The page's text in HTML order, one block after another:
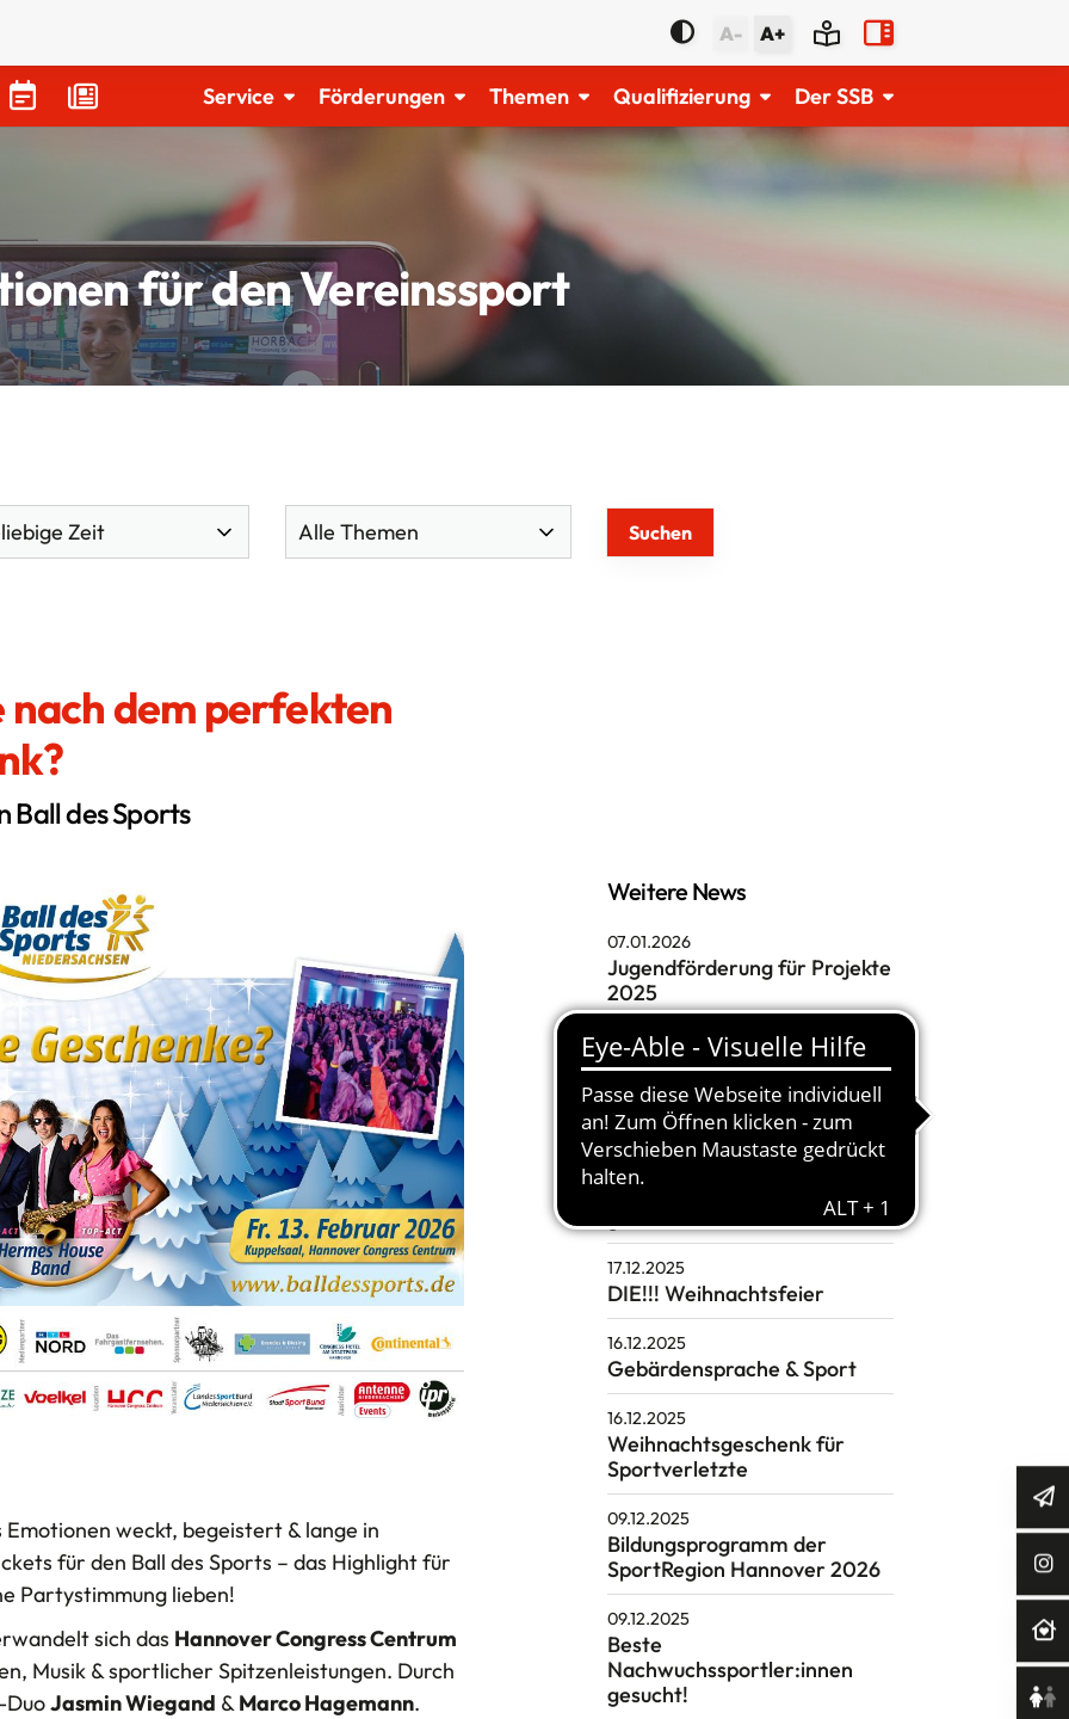
A- A+
Service Förderungen Themen Qualifizierung Der SSB
für den Vereinssport
nach dem perfekten
Ball des Sports
weckt, begeistert & lange in
für den Ball des Sports – das Highlight für
Partystimmung lieben!
sich das Hannover Congress Centrum
Musik & sportlicher Spitzenleistungen. Durch
DuoJasmin Wiegand &Marco Hagemann.
Weitere News
07.01.2026
Jugendförderung für Projekte
2025
07.01.2026
Übersicht über
Förderprogramme für
Vereine
17.12.2025
Frohe Weihnachten & einen
17.12.2025
DIE!!! Weihnachtsfeier
16.12.2025
Gebärdensprache & Sport
16.12.2025
Weihnachtsgeschenk für
Sportverletzte
09.12.2025
Bildungsprogramm der
SportRegion Hannover 2026
09.12.2025
Beste
Nachwuchssportler:innen
gesucht!
Direktlinks
Förderungen
Qualifizierung